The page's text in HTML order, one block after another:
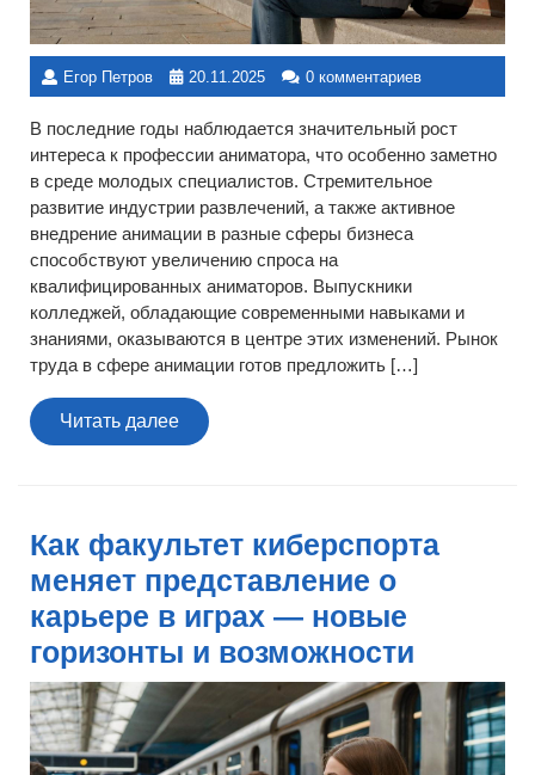
Егор Петров 20.11.2025 0 комментариев
В последние годы наблюдается значительный рост
интереса к профессии аниматора, что особенно заметно
в среде молодых специалистов. Стремительное
развитие индустрии развлечений, а также активное
внедрение анимации в разные сферы бизнеса
способствуют увеличению спроса на
квалифицированных аниматоров. Выпускники
колледжей, обладающие современными навыками и
знаниями, оказываются в центре этих изменений. Рынок
труда в сфере анимации готов предложить […]
Читать далееЧитать
далее
Как факультет киберспорта
меняет представление о
карьере в играх — новые
горизонты и возможности